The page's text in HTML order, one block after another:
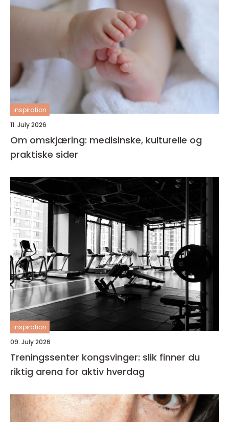
inspiration
11. July 2026
Om omskjæring: medisinske, kulturelle og
praktiske sider
inspiration
09. July 2026
Treningssenter kongsvinger: slik finner du
riktig arena for aktiv hverdag